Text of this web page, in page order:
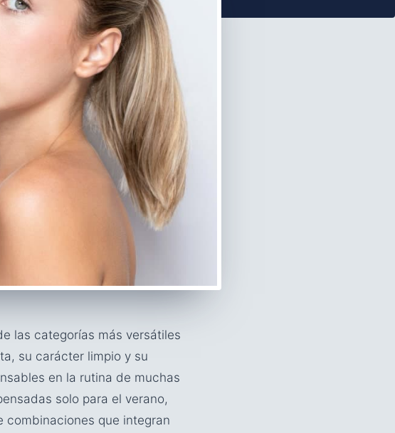
las categorías más versátiles
su carácter limpio y su
en la rutina de muchas
solo para el verano,
combinaciones que integran